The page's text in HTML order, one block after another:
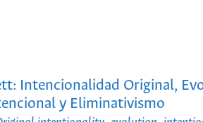
Intencionalidad Original,
y Eliminativismo